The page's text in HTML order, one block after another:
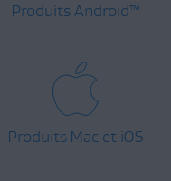
Produits Android™
Produits Mac et iOS